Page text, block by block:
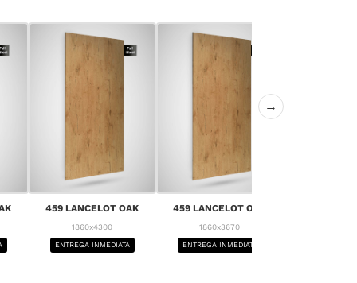
459 LANCELOT OAK
1860x4300
ENTREGA INMEDIATA
459 LANCELOT OAK
1860x3670
ENTREGA INMEDIATA
→